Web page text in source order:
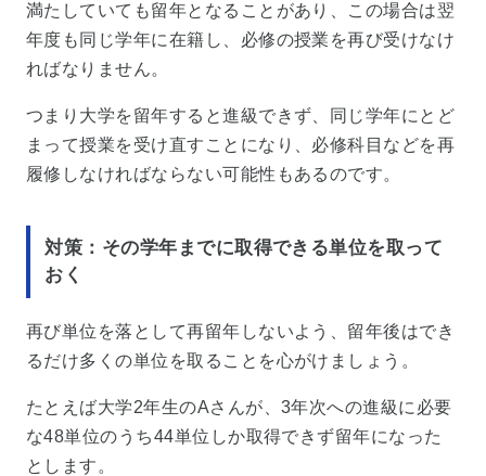
満たしていても留年となることがあり、この場合は翌
年度も同じ学年に在籍し、必修の授業を再び受けなけ
ればなりません。
つまり大学を留年すると進級できず、同じ学年にとど
まって授業を受け直すことになり、必修科目などを再
履修しなければならない可能性もあるのです。
対策：その学年までに取得できる単位を取って
おく
再び単位を落として再留年しないよう、留年後はでき
るだけ多くの単位を取ることを心がけましょう。
たとえば大学2年生のAさんが、3年次への進級に必要
な48単位のうち44単位しか取得できず留年になった
とします。